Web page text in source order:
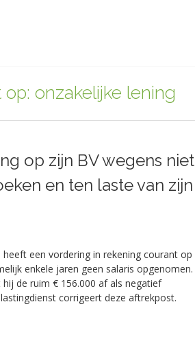
onzakelijke lening
op zijn BV wegens niet
en ten laste van zijn
een vordering in rekening courant op
enkele jaren geen salaris opgenomen.
de ruim € 156.000 af als negatief
corrigeert deze aftrekpost.